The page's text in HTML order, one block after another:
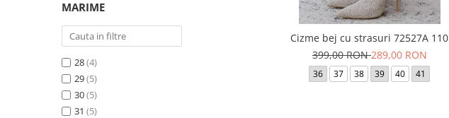
MARIME
28(4)
29(5)
30(5)
31 (5)
Cizme bej cu strasuri 72527A 110
399,00 RON289,00 RON
36 37 38 39 40 41